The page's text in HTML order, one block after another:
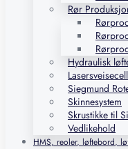
Rør
Hydraulisk
Siegmund
Skinnesystem
Skrustikke til
Vedlikehold
HMS, reoler, løftebord,